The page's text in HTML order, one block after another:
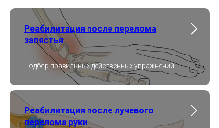
Реабилитация после перелома
запястья
Подбор правильных действенных упражнений
Реабилитация после лучевого
перелома руки